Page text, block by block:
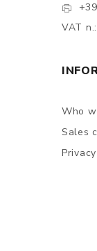
VAT
Who
Sales
Privacy